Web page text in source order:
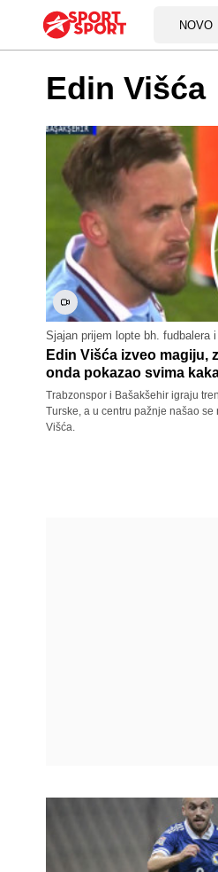
NOVO
Edin Višća
Sjajan prijem lopte bh. fudbalera
Edin Višća izveo magiju,
onda pokazao svima
Trabzonspor i Bašakšehir igraju
Turske, a u centru pažnje našao
Višća.